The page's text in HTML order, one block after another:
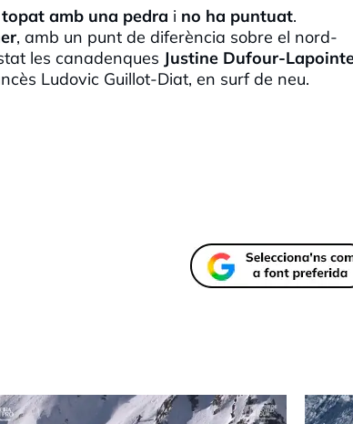
amb una pedra i no ha puntuat.
, amb un punt de diferència sobre el nord-
les canadenques Justine Dufour-
Ludovic Guillot-Diat, en surf de neu.